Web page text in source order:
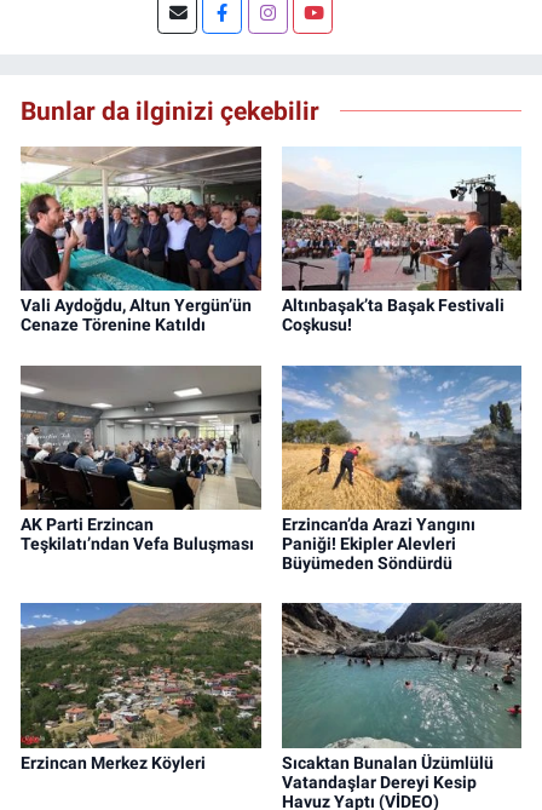
Şuan, www.dogugazetesi.com adlı haber
sitesinin Yazı İşleri Müdürlüğünü yürütmekte.
Bunlar da ilginizi çekebilir
Vali Aydoğdu, Altun Yergün’ün
Cenaze Törenine Katıldı
Altınbaşak’ta Başak Festivali
Coşkusu!
AK Parti Erzincan
Teşkilatı’ndan Vefa Buluşması
Erzincan’da Arazi Yangını
Paniği! Ekipler Alevleri
Büyümeden Söndürdü
Erzincan Merkez Köyleri
Sıcaktan Bunalan Üzümlülü
Vatandaşlar Dereyi Kesip
Havuz Yaptı (VİDEO)